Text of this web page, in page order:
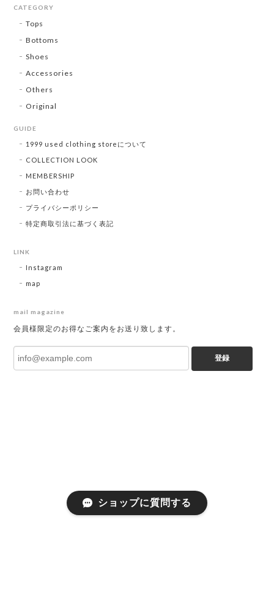
CATEGORY
Tops
Bottoms
Shoes
Accessories
Others
Original
GUIDE
1999 used clothing storeについて
COLLECTION LOOK
MEMBERSHIP
お問い合わせ
プライバシーポリシー
特定商取引法に基づく表記
LINK
Instagram
map
mail magazine
会員様限定のお得なご案内をお送り致します。
登録
ショップに質問する